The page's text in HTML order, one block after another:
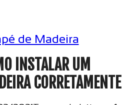
de Madeira
INSTALAR UM
CORRETAMENTE